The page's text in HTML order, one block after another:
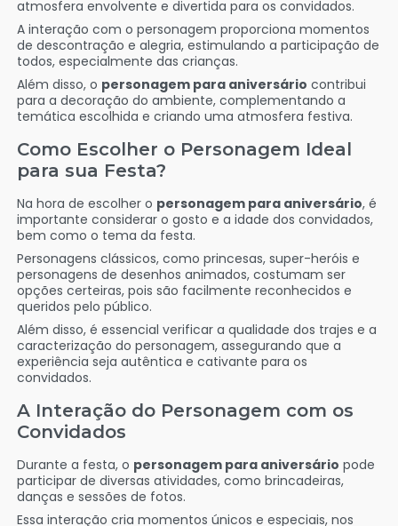
atmosfera envolvente e divertida para os convidados.
A interação com o personagem proporciona momentos
de descontração e alegria, estimulando a participação de
todos, especialmente das crianças.
Além disso, o personagem para aniversário contribui
para a decoração do ambiente, complementando a
temática escolhida e criando uma atmosfera festiva.
Como Escolher o Personagem Ideal
para sua Festa?
Na hora de escolher o personagem para aniversário, é
importante considerar o gosto e a idade dos convidados,
bem como o tema da festa.
Personagens clássicos, como princesas, super-heróis e
personagens de desenhos animados, costumam ser
opções certeiras, pois são facilmente reconhecidos e
queridos pelo público.
Além disso, é essencial verificar a qualidade dos trajes e a
caracterização do personagem, assegurando que a
experiência seja autêntica e cativante para os
convidados.
A Interação do Personagem com os
Convidados
Durante a festa, o personagem para aniversário pode
participar de diversas atividades, como brincadeiras,
danças e sessões de fotos.
Essa interação cria momentos únicos e especiais, nos